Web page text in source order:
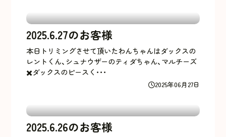
2025.6.27のお客様
2025年06月27日
本日トリミングさせて頂いたわんちゃんはダックスの
レントくん、シュナウザーのティダちゃん、マルチーズ
✖️ダックスのピースく･･･
2025.6.26のお客様